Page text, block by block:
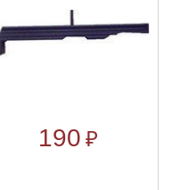
190 ₽